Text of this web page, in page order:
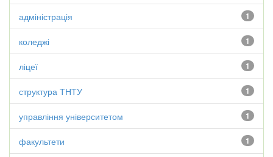
1
адміністрація
1
коледжі
1
ліцеї
1
структура ТНТУ
1
управління університетом
1
факультети